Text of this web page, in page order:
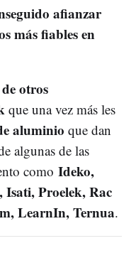
afianzar
más fiables en
otros
que una vez más les
aluminio que dan
algunas de las
como Ideko,
Isati, Proelek, Rac
LearnIn, Ternua.